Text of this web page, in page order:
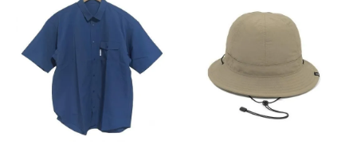
が入荷しました
●2026/ 2/11迷迭香 から NYLON HARVEST COACH JK
CLASSIC
が入荷しました
●2026/ 2/11
HARVESTA! HABICOL からSOILWORK EASY
CARGO PANTS
が入荷しました
●2026/ 2/10
から ARROW SOCKS
●2026/ 2/ 7 B.V.Dの最強インナー
瞬暖 GRID-TECが再入荷し
ました
●2026/ 1/29SPECTATOR